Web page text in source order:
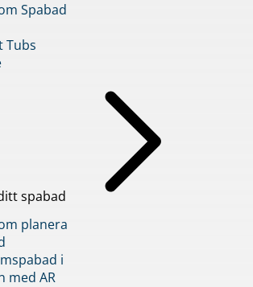
Spabad
Tubs
spabad
planera
i
med AR